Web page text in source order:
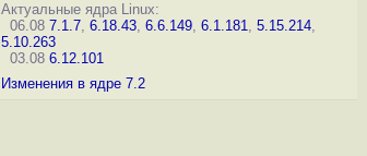
Актуальные ядра Linux:
06.08 7.1.7, 6.18.43, 6.6.149, 6.1.181, 5.15.214,
5.10.263
03.08 6.12.101
Изменения в ядре 7.2